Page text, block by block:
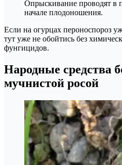
Опрыскивание проводят в
начале плодоношения.
Если на огурцах пероноспороз
тут уже не обойтись без
фунгицидов.
Народные средства
мучнистой росой